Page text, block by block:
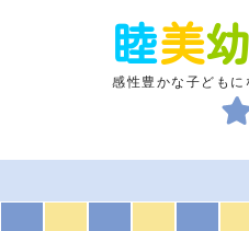
睦美幼
感性豊かな子どもに